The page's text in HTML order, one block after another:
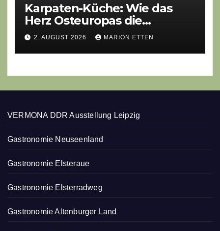
Karpaten-Küche: Wie das
Herz Osteuropas die
moderne Ethno-Gastronomie
erobert
2. AUGUST 2026 MARION ETTEN
VERMONA DDR Ausstellung Leipzig
Gastronomie Neuseenland
Gastronomie Elsteraue
Gastronomie Elsterradweg
Gastronomie Altenburger Land